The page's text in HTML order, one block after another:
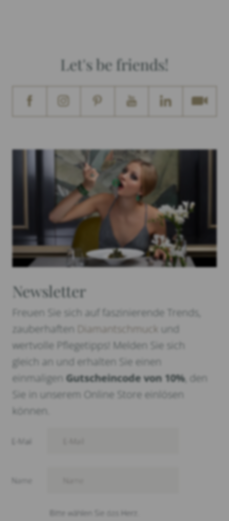
Let's be friends!
Newsletter
Freuen Sie sich auf faszinierende Trends,
zauberhaften
Diamantschmuck
und
wertvolle Pflegetipps! Melden Sie sich
gleich an und erhalten Sie einen
einmaligen Gutscheincode von 10%, den
Sie in unserem Online Store einlösen
können.